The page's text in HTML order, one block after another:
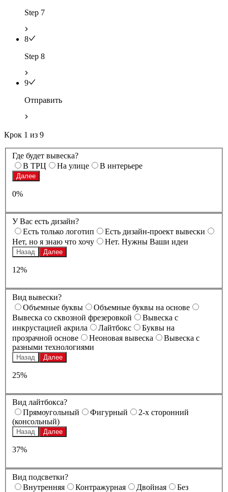
Step 7
8
Step 8
9
Отправить
Крок 1 из 9
Где будет вывеска?
В ТРЦ
На улице В интерьере
Далее
0%
У Вас есть дизайн?
Есть только логотип
Есть дизайн-проект вывески
Нет, но я знаю что хочу
Нет. Нужны Ваши идеи
Назад Далее
12%
Вид вывески?
Oбъемные буквы
Oбъемные буквы на основе
Вывеска со сквозной фрезеровкой
Вывеска с
инкрустацией акрила
Лайтбокс
Буквы на
прозрачной основе
Неоновая вывеска
Вывеска с
разными технологиями
Назад Далее
25%
Вид лайтбокса?
Прямоугольный
Фигурный
2-х сторонний
(консольный)
Назад Далее
37%
Вид подсветки?
Внутренняя
Контражурная Двойная
Без